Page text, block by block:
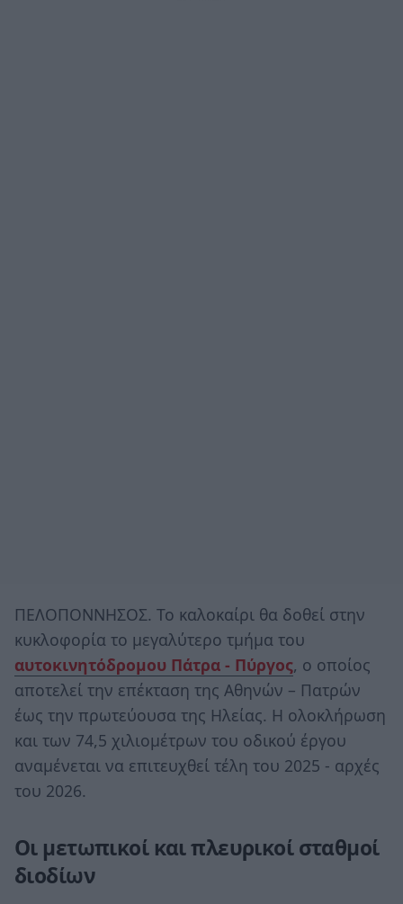
ΠΕΛΟΠΟΝΝΗΣΟΣ. Το καλοκαίρι θα δοθεί στην
κυκλοφορία το μεγαλύτερο τμήμα του
αυτοκινητόδρομου Πάτρα - Πύργος, ο οποίος
αποτελεί την επέκταση της Αθηνών – Πατρών
έως την πρωτεύουσα της Ηλείας. Η ολοκλήρωση
και των 74,5 χιλιομέτρων του οδικού έργου
αναμένεται να επιτευχθεί τέλη του 2025 - αρχές
του 2026.
Οι μετωπικοί και πλευρικοί σταθμοί
διοδίων